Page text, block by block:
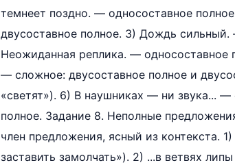
темнеет поздно. — односоставное
двусоставное полное. 3) Дождь
Неожиданная реплика. — односоставное
— сложное: двусоставное полное и
«светят»). 6) В наушниках — ни звука...
полное. Задание 8. Неполные
член предложения, ясный из контекста.
заставить замолчать»). 2) ...в ветвях